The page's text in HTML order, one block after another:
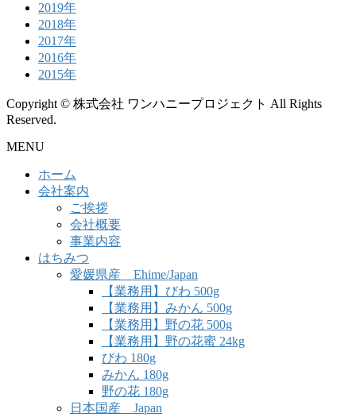
2019年
2018年
2017年
2016年
2015年
Copyright © 株式会社 ワンハニープロジェクト All Rights
Reserved.
MENU
ホーム
会社案内
ご挨拶
会社概要
事業内容
はちみつ
愛媛県産 Ehime/Japan
【業務用】びわ 500g
【業務用】みかん 500g
【業務用】野の花 500g
【業務用】野の花蜜 24kg
びわ 180g
みかん 180g
野の花 180g
日本国産 Japan